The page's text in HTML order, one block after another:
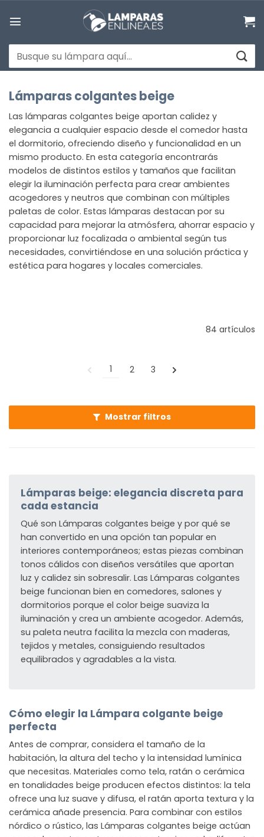
Buscar
por:
Lámparas colgantes beige
Las lámparas colgantes beige aportan calidez y
elegancia a cualquier espacio desde el comedor hasta
el dormitorio, ofreciendo diseño y funcionalidad en un
mismo producto. En esta categoría encontrarás
modelos de distintos estilos y tamaños que facilitan
elegir la iluminación perfecta para crear ambientes
acogedores y neutros que combinan con múltiples
paletas de color. Estas lámparas destacan por su
capacidad para mejorar la atmósfera, ahorrar espacio y
proporcionar luz focalizada o ambiental según tus
necesidades, convirtiéndose en una solución práctica y
estética para hogares y locales comerciales.
84 artículos
1 2 3
Mostrar filtros
Lámparas beige: elegancia discreta para
cada estancia
Qué son Lámparas colgantes beige y por qué se
han convertido en una opción tan popular en
interiores contemporáneos; estas piezas combinan
tonos cálidos con diseños versátiles que aportan
luz y calidez sin sobresalir. Las Lámparas colgantes
beige funcionan bien en comedores, salones y
dormitorios porque el color beige suaviza la
iluminación y crea un ambiente acogedor. Además,
su paleta neutra facilita la mezcla con maderas,
tejidos y metales, consiguiendo resultados
equilibrados y agradables a la vista.
Cómo elegir la Lámpara colgante beige
perfecta
Antes de comprar, considera el tamaño de la
habitación, la altura del techo y la intensidad lumínica
que necesitas. Materiales como tela, ratán o cerámica
en tonalidades beige producen efectos distintos: la tela
ofrece una luz suave y difusa, el ratán aporta textura y la
cerámica añade presencia. Para combinar con estilos
nórdico o rústico, las Lámparas colgantes beige actúan